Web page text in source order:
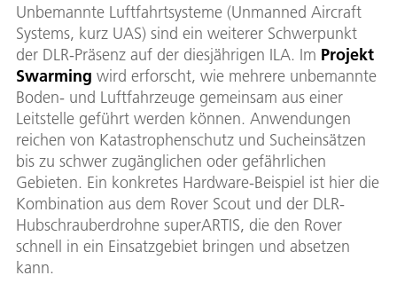
Unbemannte Luftfahrtsysteme (Unmanned Aircraft
Systems, kurz UAS) sind ein weiterer Schwerpunkt
der DLR-Präsenz auf der diesjährigen ILA. Im Projekt
Swarming wird erforscht, wie mehrere unbemannte
Boden- und Luftfahrzeuge gemeinsam aus einer
Leitstelle geführt werden können. Anwendungen
reichen von Katastrophenschutz und Sucheinsätzen
bis zu schwer zugänglichen oder gefährlichen
Gebieten. Ein konkretes Hardware-Beispiel ist hier die
Kombination aus dem Rover Scout und der DLR-
Hubschrauberdrohne superARTIS, die den Rover
schnell in ein Einsatzgebiet bringen und absetzen
kann.